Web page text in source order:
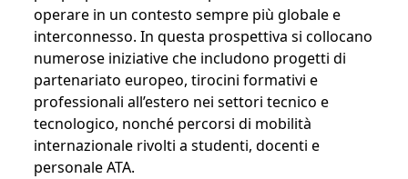
operare in un contesto sempre più globale e
interconnesso. In questa prospettiva si collocano
numerose iniziative che includono progetti di
partenariato europeo, tirocini formativi e
professionali all’estero nei settori tecnico e
tecnologico, nonché percorsi di mobilità
internazionale rivolti a studenti, docenti e
personale ATA.